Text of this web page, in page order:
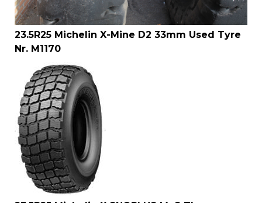
23.5R25 Michelin X-Mine D2 33mm Used Tyre
Nr. M1170